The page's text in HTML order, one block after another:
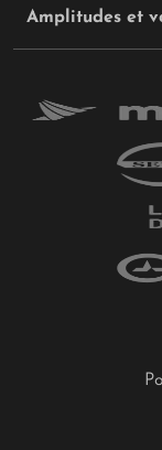
Amplitudes et